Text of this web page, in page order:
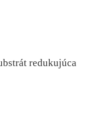
redukujúca